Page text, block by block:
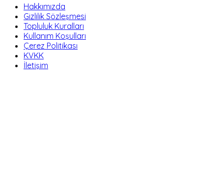
Hakkımızda
Gizlilik Sözleşmesi
Topluluk Kuralları
Kullanım Koşulları
Çerez Politikası
KVKK
İletişim